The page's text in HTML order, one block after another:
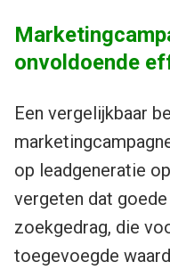
onvoldoende
Een vergelijkbaar
op leadgeneratie
vergeten dat
zoekgedrag, die
toegevoegde